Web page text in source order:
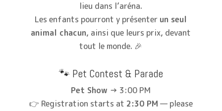
lieu dans l’aréna.
Les enfants pourront y présenter un seul
animal chacun, ainsi que leurs prix, devant
tout le monde. 🎉
🐾 Pet Contest & Parade
Pet Show → 3:00 PM
👉 Registration starts at 2:30 PM — please